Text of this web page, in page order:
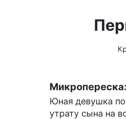
Юная девушка
утрату сына на